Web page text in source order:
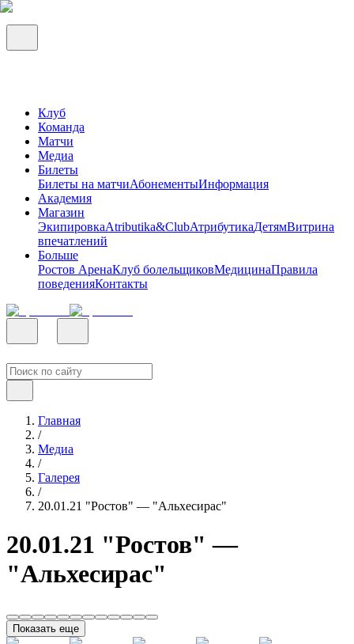
Клуб
Команда
Матчи
Медиа
Билеты
Билеты на матчиАбонементыИнформация
Академия
Магазин
ЭкипировкаAtributika&ClubАтрибутикаДетямВитрина
впечатлений
Больше
Ростов АренаКлуб болельщиковМедицинаПравила
поведенияКонтакты
Главная
/
Медиа
/
Галерея
/
20.01.21 "Ростов" — "Альхесирас"
20.01.21 "Ростов" —
"Альхесирас"
Показать еще